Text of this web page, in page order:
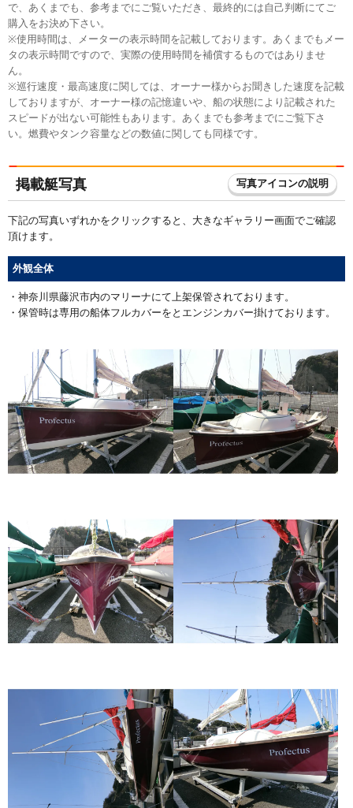
で、あくまでも、参考までにご覧いただき、最終的には自己判断にてご
購入をお決め下さい。
※使用時間は、メーターの表示時間を記載しております。あくまでもメー
タの表示時間ですので、実際の使用時間を補償するものではありませ
ん。
※巡行速度・最高速度に関しては、オーナー様からお聞きした速度を記載
しておりますが、オーナー様の記憶違いや、船の状態により記載された
スピードが出ない可能性もあります。あくまでも参考までにご覧下さ
い。燃費やタンク容量などの数値に関しても同様です。
掲載艇写真 写真アイコンの説明
下記の写真いずれかをクリックすると、大きなギャラリー画面でご確認
頂けます。
外観全体
・神奈川県藤沢市内のマリーナにて上架保管されております。
・保管時は専用の船体フルカバーをとエンジンカバー掛けております。